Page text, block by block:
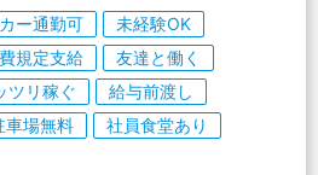
ー通勤可
未経験OK
規定支給
友達と働く
ツリ稼ぐ
給与前渡し
車場無料
社員食堂あり